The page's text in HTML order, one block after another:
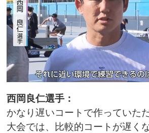
西岡良仁選手：
かなり遅いコートで作っていた
大会では、比較的コートが遅く